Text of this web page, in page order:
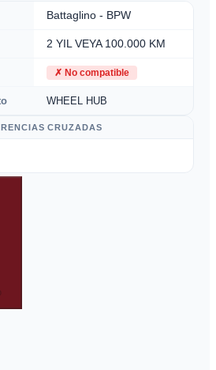
Battaglino - BPW
2 YIL VEYA 100.000 KM
✗ No compatible
WHEEL HUB
CRUZADAS